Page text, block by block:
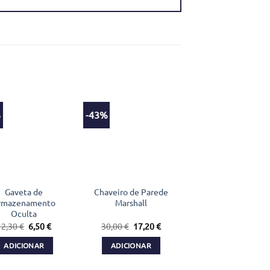
Gaveta de
Oculta
€ O
preço
original
era:
6,50€O
ADICIONAR
-43%
Chaveiro de Parede
Marshall
30,00€ O
preço
original
era:
17,20€O
ADICIONAR